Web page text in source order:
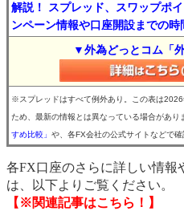
解説！ スプレッド、スワップポ
ンペーン情報や口座開設までの時
▼外為どっとコム「
※スプレッドはすべて例外あり。この表は
ため、最新の情報とは異なっている場合があり
すめ比較」 や、各FX会社の公式サイトなどで
各FX口座のさらに詳しい情報
は、以下よりご覧ください。
【※関連記事はこちら！】